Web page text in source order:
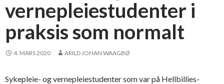
vernepleiestudenter i
praksis som normalt
4. MARS 2020 ARILD JOHAN WAAGBØ
Sykepleie- og vernepleiestudenter som var på Hellbillies-